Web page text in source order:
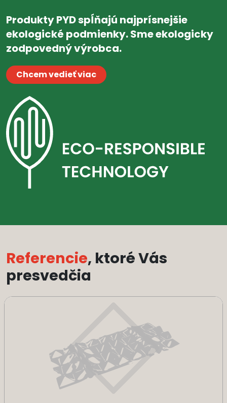
Produkty PYD spĺňajú najprísnejšie
ekologické podmienky. Sme ekologicky
zodpovedný výrobca.
Chcem vedieť viac
Referencie, ktoré Vás
presvedčia